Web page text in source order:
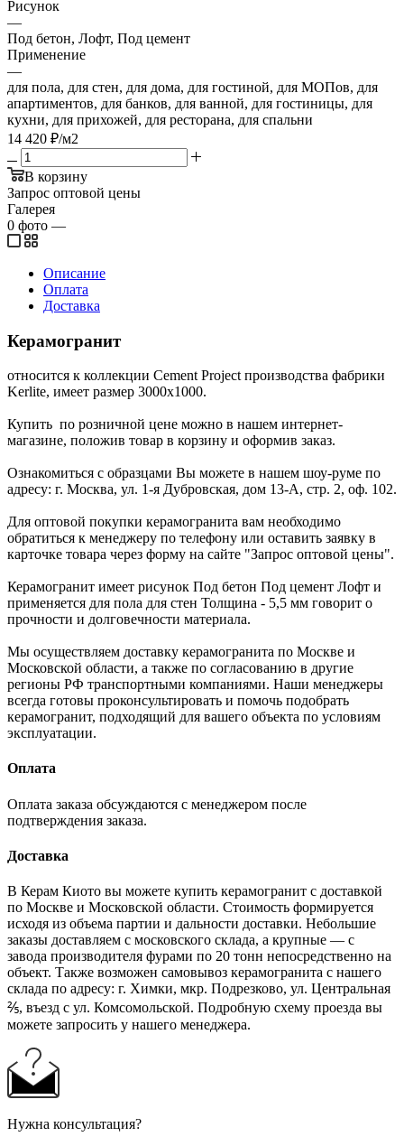
Рисунок
—
Под бетон, Лофт, Под цемент
Применение
—
для пола, для стен, для дома, для гостиной, для МОПов, для
апартиментов, для банков, для ванной, для гостиницы, для
кухни, для прихожей, для ресторана, для спальни
14 420 ₽/м2
В корзину
Запрос оптовой цены
Галерея
0 фото —
Описание
Оплата
Доставка
Керамогранит
относится к коллекции Cement Project производства фабрики
Kerlite, имеет размер 3000x1000.
Купить по розничной цене можно в нашем интернет-
магазине, положив товар в корзину и оформив заказ.
Ознакомиться с образцами Вы можете в нашем шоу-руме по
адресу: г. Москва, ул. 1-я Дубровская, дом 13-А, стр. 2, оф. 102.
Для оптовой покупки керамогранита вам необходимо
обратиться к менеджеру по телефону или оставить заявку в
карточке товара через форму на сайте "Запрос оптовой цены".
Керамогранит имеет рисунок Под бетон Под цемент Лофт и
применяется для пола для стен Толщина - 5,5 мм говорит о
прочности и долговечности материала.
Мы осуществляем доставку керамогранита по Москве и
Московской области, а также по согласованию в другие
регионы РФ транспортными компаниями. Наши менеджеры
всегда готовы проконсультировать и помочь подобрать
керамогранит, подходящий для вашего объекта по условиям
эксплуатации.
Оплата
Оплата заказа обсуждаются с менеджером после
подтверждения заказа.
Доставка
В Керам Киото вы можете купить керамогранит с доставкой
по Москве и Московской области. Стоимость формируется
исходя из объема партии и дальности доставки. Небольшие
заказы доставляем с московского склада, а крупные — с
завода производителя фурами по 20 тонн непосредственно на
объект. Также возможен самовывоз керамогранита с нашего
склада по адресу: г. Химки, мкр. Подрезково, ул. Центральная
⅖, въезд с ул. Комсомольской. Подробную схему проезда вы
можете запросить у нашего менеджера.
Нужна консультация?